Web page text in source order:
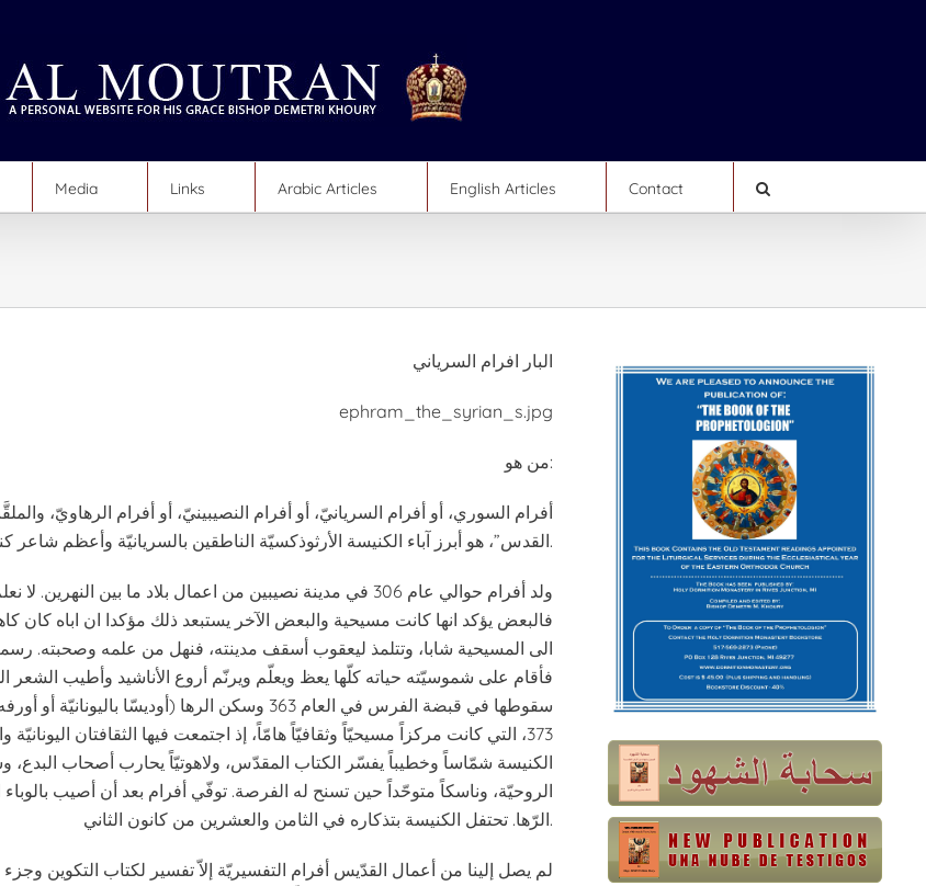
Media Links Arabic Articles English Articles Contact
البار افرام السرياني
ephram_the_syrian_s.jpg
من هو:
أفرام السوري، أو أفرام السريانيّ، أو أفرام النصيبينيّ، أو أفرام الرهاويّ،
القدس”، هو أبرز آباء الكنيسة الأرثوذكسيّة الناطقين بالسريانيّة وأعظم شاعر كنسيّ في الأدب السريانيّ.
ولد أفرام حوالي عام 306 في مدينة نصيبين من اعمال بلاد ما بين
فالبعض يؤكد انها كانت مسيحية والبعض الآخر يستبعد ذلك مؤكدا ان اباه كان
الى المسيحية شابا، وتتلمذ ليعقوب أسقف مدينته، فنهل من علمه وصحبته.
فأقام على شموسيّته حياته كلّها يعظ ويعلّم ويرنّم أروع الأناشيد وأطيب الشعر
سقوطها في قبضة الفرس في العام 363 وسكن الرها (أوديسّا
373، التي كانت مركزاً مسيحيّاً وثقافيّاً هامّاً، إذ اجتمعت فيها الثقافتان
الكنيسة شمّاساً وخطيباً يفسّر الكتاب المقدّس، ولاهوتيّاً يحارب أصحاب البدع،
الروحيّة، وناسكاً متوحّداً حين تسنح له الفرصة. توفّي أفرام بعد أن أصيب بالوباء
الرّها. تحتفل الكنيسة بتذكاره في الثامن والعشرين من كانون الثاني.
لم يصل إلينا من أعمال القدّيس أفرام التفسيريّة إلاّ تفسير لكتاب التكوين